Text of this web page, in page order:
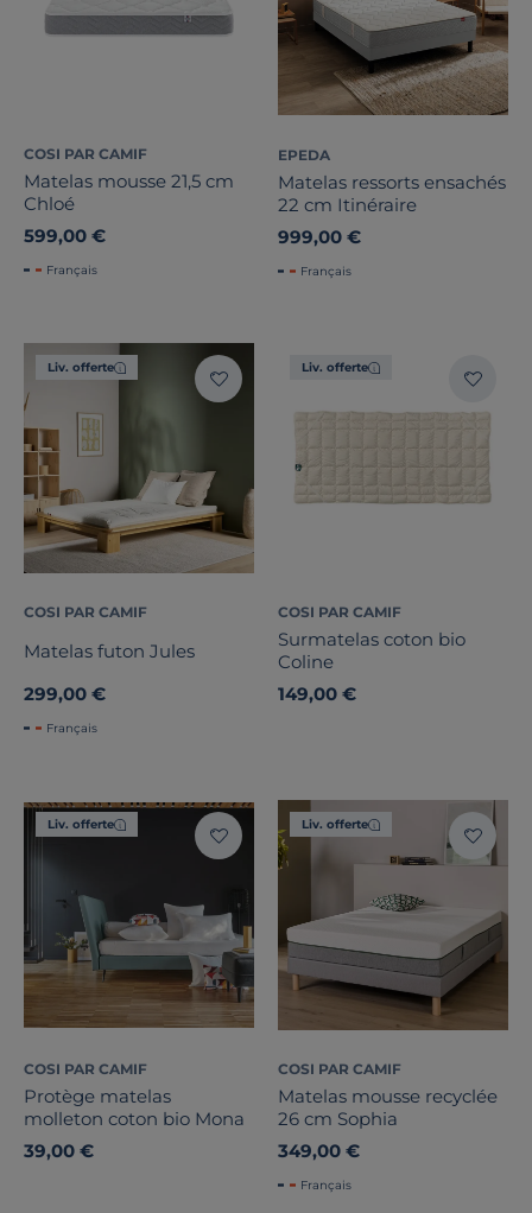
COSI PAR CAMIF
Matelas mousse 21,5 cm
Chloé
599,00 €
Français
EPEDA
Matelas ressorts ensachés
22 cm Itinéraire
999,00 €
Français
Liv. offerte
COSI PAR CAMIF
Matelas futon Jules
299,00 €
Français
Liv. offerte
COSI PAR CAMIF
Surmatelas coton bio
Coline
149,00 €
Liv. offerte
COSI PAR CAMIF
Protège matelas
molleton coton bio Mona
39,00 €
Liv. offerte
COSI PAR CAMIF
Matelas mousse recyclée
26 cm Sophia
349,00 €
Français